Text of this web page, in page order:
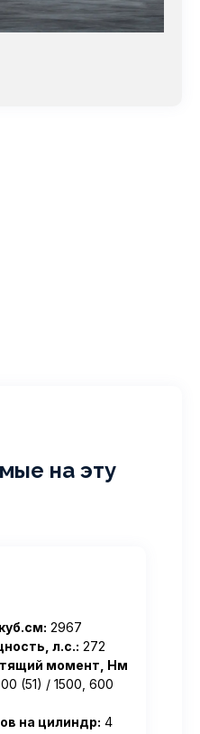
на эту
2967
л.с.: 272
момент, Нм
(51) / 1500, 600
на цилиндр: 4